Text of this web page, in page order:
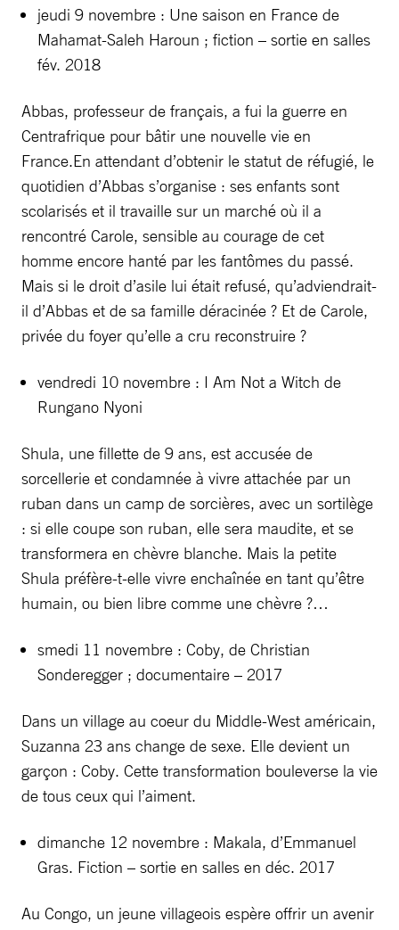
jeudi 9 novembre : Une saison en France de
Mahamat-Saleh Haroun ; fiction – sortie en salles
fév. 2018
Abbas, professeur de français, a fui la guerre en
Centrafrique pour bâtir une nouvelle vie en
France.En attendant d’obtenir le statut de réfugié, le
quotidien d’Abbas s’organise : ses enfants sont
scolarisés et il travaille sur un marché où il a
rencontré Carole, sensible au courage de cet
homme encore hanté par les fantômes du passé.
Mais si le droit d’asile lui était refusé, qu’adviendrait-
il d’Abbas et de sa famille déracinée ? Et de Carole,
privée du foyer qu’elle a cru reconstruire ?
vendredi 10 novembre : I Am Not a Witch de
Rungano Nyoni
Shula, une fillette de 9 ans, est accusée de
sorcellerie et condamnée à vivre attachée par un
ruban dans un camp de sorcières, avec un sortilège
: si elle coupe son ruban, elle sera maudite, et se
transformera en chèvre blanche. Mais la petite
Shula préfère-t-elle vivre enchaînée en tant qu’être
humain, ou bien libre comme une chèvre ?…
smedi 11 novembre : Coby, de Christian
Sonderegger ; documentaire – 2017
Dans un village au coeur du Middle-West américain,
Suzanna 23 ans change de sexe. Elle devient un
garçon : Coby. Cette transformation bouleverse la vie
de tous ceux qui l’aiment.
dimanche 12 novembre : Makala, d’Emmanuel
Gras. Fiction – sortie en salles en déc. 2017
Au Congo, un jeune villageois espère offrir un avenir